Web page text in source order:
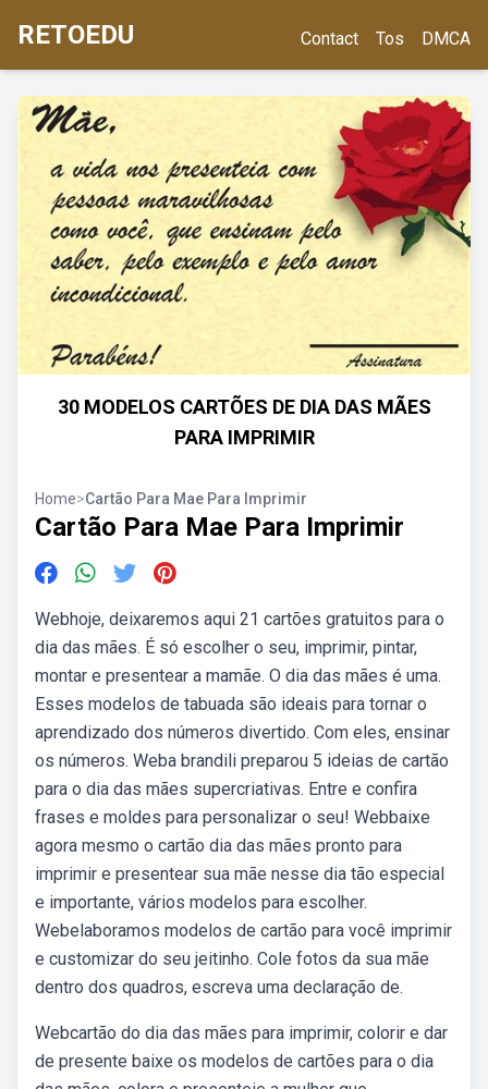
RETOEDU Contact Tos DMCA
30 MODELOS CARTÕES DE DIA DAS MÃES
PARA IMPRIMIR
Home>Cartão Para Mae Para Imprimir
Cartão Para Mae Para Imprimir
Webhoje, deixaremos aqui 21 cartões gratuitos para o
dia das mães. É só escolher o seu, imprimir, pintar,
montar e presentear a mamãe. O dia das mães é uma.
Esses modelos de tabuada são ideais para tornar o
aprendizado dos números divertido. Com eles, ensinar
os números. Weba brandili preparou 5 ideias de cartão
para o dia das mães supercriativas. Entre e confira
frases e moldes para personalizar o seu! Webbaixe
agora mesmo o cartão dia das mães pronto para
imprimir e presentear sua mãe nesse dia tão especial
e importante, vários modelos para escolher.
Webelaboramos modelos de cartão para você imprimir
e customizar do seu jeitinho. Cole fotos da sua mãe
dentro dos quadros, escreva uma declaração de.
Webcartão do dia das mães para imprimir, colorir e dar
de presente baixe os modelos de cartões para o dia